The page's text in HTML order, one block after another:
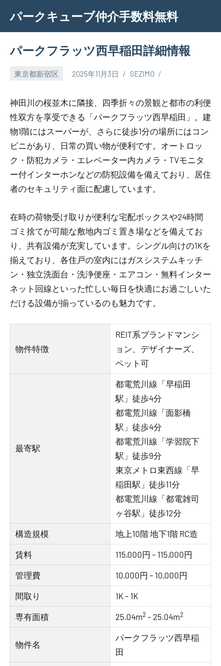
content
パークキューブ仲介手数料無料
パークフラッツ西早稲田詳細情報
東京都新宿区 2025年11月3日 SEZIMO
神田川の桜並木に隣接、四季折々の景観と都市の利便
性双方を享受できる「パークフラッツ西早稲田」。建
物1階にはスーパーが、さらに徒歩1分の場所にはコン
ビニがあり、日常の買い物が便利です。オートロッ
ク・防犯カメラ・エレベーター内カメラ・TVモニタ
ー付インターホンなどの防犯設備を備えており、居住
者のセキュリティ面に配慮しています。
在時の荷物受け取りが便利な宅配ボックスや24時間
ゴミ捨てが可能な敷地内ゴミ置き場などを備えてお
り、共有設備が充実しています。シングル向けの1Kを
揃えており、各住戸の室内にはガスシステムキッチ
ン・独立洗面台・洗浄便座・エアコン・無料インター
ネット回線といった忙しい毎日を快適にお過ごしいた
だける設備が揃っているのも魅力です。
物件特徴
REIT系ブランドマンシ
ョン、デザイナーズ、
ペット可
最寄駅
都電荒川線「早稲田
駅」徒歩4分
都電荒川線「面影橋
駅」徒歩4分
都電荒川線「学習院下
駅」徒歩9分
東京メトロ東西線「早
稲田駅」徒歩11分
都電荒川線「都電雑司
ヶ谷駅」徒歩12分
構造規模 地上10階 地下1階 RC造
賃料 115,000円 – 115,000円
管理費 10,000円 – 10,000円
間取り 1K – 1K
専有面積 25.04m2 – 25.04m2
物件名
パークフラッツ西早稲
田